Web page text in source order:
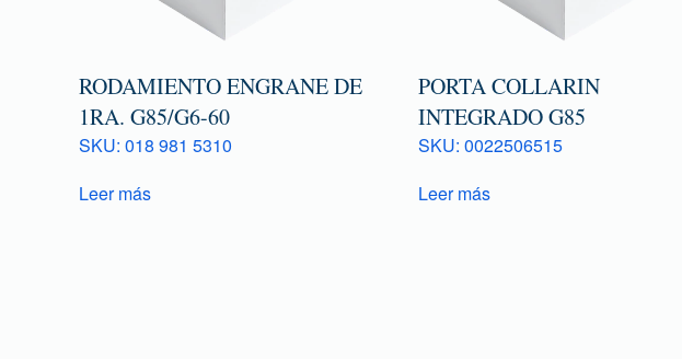
RODAMIENTO ENGRANE DE
1RA. G85/G6-60
SKU: 018 981 5310
Leer más
PORTA COLLARIN
INTEGRADO G85
SKU: 0022506515
Leer más